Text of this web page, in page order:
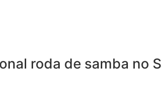
roda de samba no